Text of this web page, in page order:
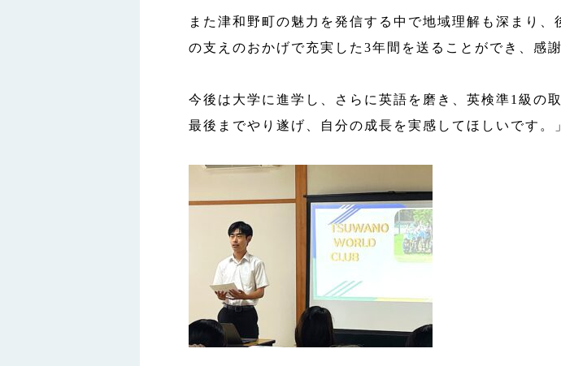
また津和野町の魅力を発信する中で地域理解も深まり
の支えのおかげで充実した3年間を送ることができ、感
今後は大学に進学し、さらに英語を磨き、英検準1級の
最後までやり遂げ、自分の成長を実感してほしいです。